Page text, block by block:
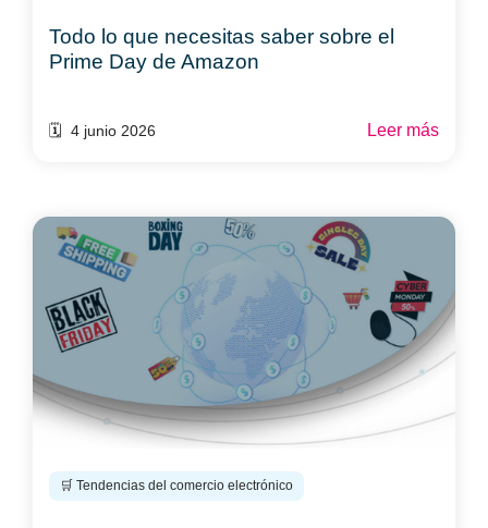
Todo lo que necesitas saber sobre el
Prime Day de Amazon
🗓️ 4 junio 2026 Leer más
🛒 Tendencias del comercio electrónico